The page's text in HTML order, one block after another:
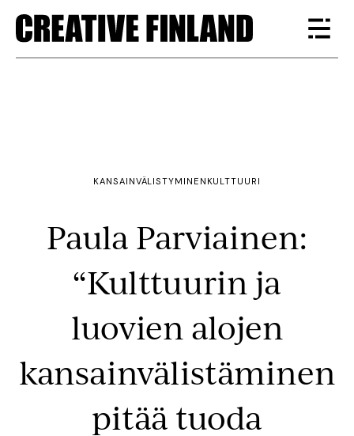
KANSAINVÄLISTYMINEN KULTTUURI
Paula Parviainen:
“Kulttuurin ja
luovien alojen
kansain­välistäminen
pitää tuoda